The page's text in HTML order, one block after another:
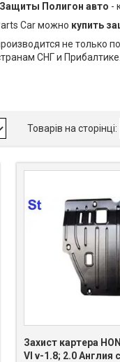
Защиты Полигон авто -
Car можно купить
не только
СНГ и Прибалтике.
Захист картера
VI v-1.8; 2.0 Англия